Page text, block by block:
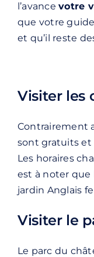
l’avancevotre
que votre
et qu’il reste
Visiter les
Contrairement
sont gratuits et
Les horaires
est à noter que
jardin Anglais
Visiter le
Le parc du